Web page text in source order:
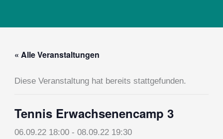
« Alle Veranstaltungen
Diese Veranstaltung hat bereits stattgefunden.
Tennis Erwachsenencamp 3
06.09.22 18:00 -08.09.22 19:30